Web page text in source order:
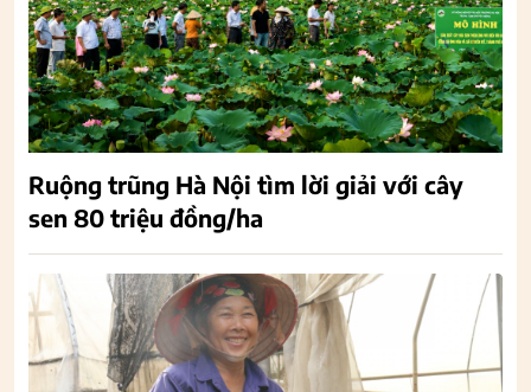
Ruộng trũng Hà Nội tìm lời giải với cây
sen 80 triệu đồng/ha